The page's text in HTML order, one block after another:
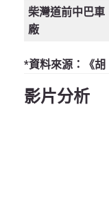
柴灣道前中巴車
廠
*資料來源：《
影片分析